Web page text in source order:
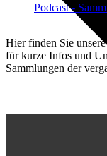
Podcast -
Hier finden Sie
für kurze Infos und
Sammlungen der